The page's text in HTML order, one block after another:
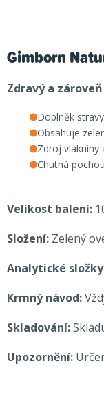
Gimborn
Zdravý a
Doplněk
Obsahuje
Zdroj vlákniny
Chutná
Velikost balení:
Složení: Zelený
Analytické
Krmný návod:
Skladování:
Upozornění: